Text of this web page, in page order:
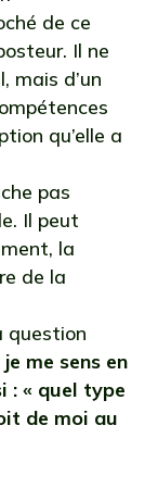
de ce
Il ne
mais d’un
qu’elle a
pas
Il peut
la
de la
question
me sens en
: « quel type
de moi au